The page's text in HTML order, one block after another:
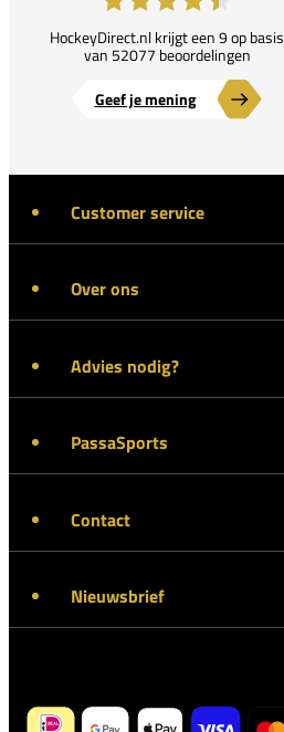
HockeyDirect.nl krijgt een 9 op basis
van 52077 beoordelingen
Geef je mening
Customer service
Over ons
Advies nodig?
PassaSports
Contact
Nieuwsbrief